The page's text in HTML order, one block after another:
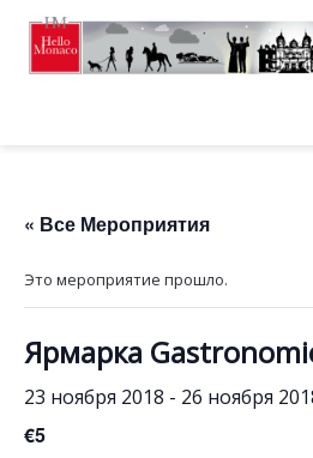
« Все Мероприятия
Это мероприятие прошло.
Ярмарка
23 ноября 2018 - 26 ноября
€5